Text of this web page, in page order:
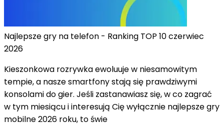
Najlepsze gry na telefon - Ranking TOP 10 czerwiec
2026
Kieszonkowa rozrywka ewoluuje w niesamowitym
tempie, a nasze smartfony stają się prawdziwymi
konsolami do gier. Jeśli zastanawiasz się, w co zagrać
w tym miesiącu i interesują Cię wyłącznie najlepsze gry
mobilne 2026 roku, to świe